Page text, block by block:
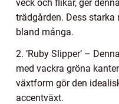
veck och flikar, ger
trädgården. Dess
bland många.
2. ’Ruby Slipper’ –
med vackra gröna
växtform gör den
accentväxt.